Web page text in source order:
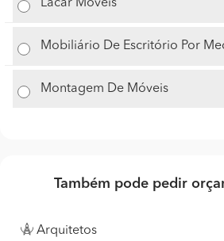
Lacar Móveis
Mobiliário De Escritório Por
Montagem De Móveis
Também pode pedir
Arquitetos